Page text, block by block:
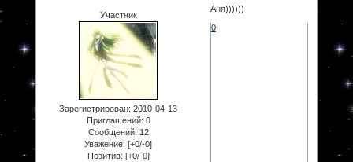
Участник
Зарегистрирован: 2010-04-13
Приглашений: 0
Сообщений: 12
Уважение: [+0/-0]
Позитив: [+0/-0]
Аня))))))
0